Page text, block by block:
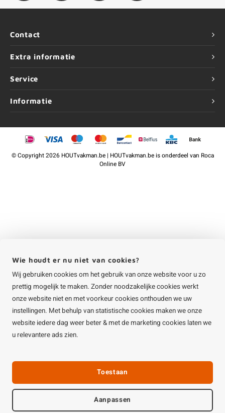
Contact
Extra informatie
Service
Informatie
©Copyright2026 HOUTvakman.be | HOUTvakman.be is onderdeel van Roca
Online BV
Wie houdt er nu niet van cookies?
Wij gebruiken cookies om het gebruik van onze website voor u zo
prettig mogelijk te maken. Zonder noodzakelijke cookies werkt
onze website niet en met voorkeur cookies onthouden we uw
instellingen. Met behulp van statistische cookies maken we onze
website iedere dag weer beter & met de marketing cookies laten we
u relevantere ads zien.
Toestaan
Aanpassen